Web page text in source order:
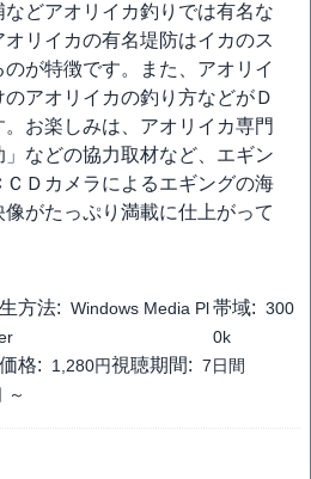
どアオリイカ釣りでは有名な
リイカの有名堤防はイカのス
が特徴です。また、アオリイ
アオリイカの釣り方などがＤ
お楽しみは、アオリイカ専門
などの協力取材など、エギン
Ｄカメラによるエギングの海
がたっぷり満載に仕上がって
方法: Windows Media Pl帯域: 300
0k
格: 1,280円視聴期間: 7日間
～